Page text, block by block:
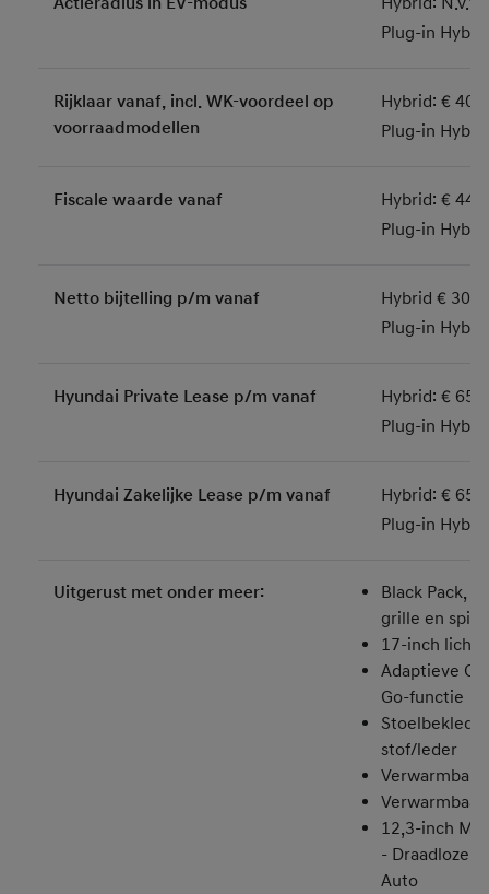
Plug-in
Rijklaar vanaf, incl. WK-voordeel op
voorraadmodellen
Hybrid: €
Plug-in
Fiscale waarde vanaf
Hybrid: €
Plug-in
Netto bijtelling p/m vanaf
Hybrid € 303
Plug-in
Hyundai Private Lease p/m vanaf
Hybrid: € 659
Plug-in
Hyundai Zakelijke Lease p/m vanaf
Hybrid: € 659
Plug-in
Uitgerust met onder meer:
Black Pack,
grille en
17-inch
Adaptieve
Go-functie
stof/leder
12,3-inch
- Draadloze
Auto